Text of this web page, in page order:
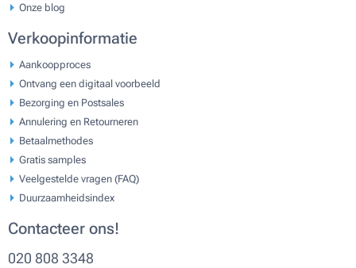
Onze blog
Verkoopinformatie
Aankoopproces
Ontvang een digitaal voorbeeld
Bezorging en Postsales
Annulering en Retourneren
Betaalmethodes
Gratis samples
Veelgestelde vragen (FAQ)
Duurzaamheidsindex
Contacteer ons!
020 808 3348